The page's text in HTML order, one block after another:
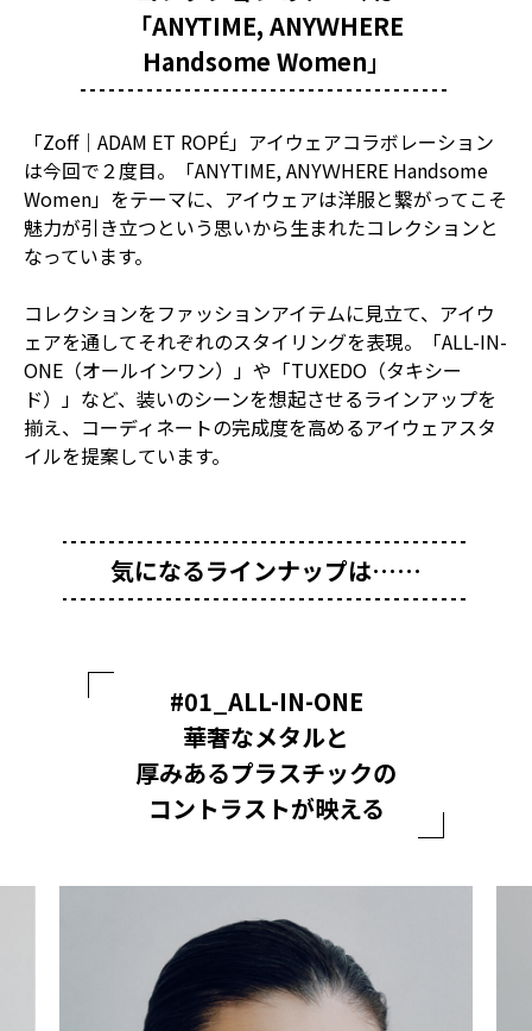
「ANYTIME, ANYＷHERE
Handsome Women 」
「Zoff｜ADAM ET ROPÉ」アイウェアコラボレーション
は今回で２度目。「ANYTIME, ANYＷHERE Handsome
Women」をテーマに、アイウェアは洋服と繋がってこそ
魅力が引き立つという思いから生まれたコレクションと
なっています。
コレクションをファッションアイテムに見立て、アイウ
ェアを通してそれぞれのスタイリングを表現。「ALL-IN-
ONE（オールインワン）」や「TUXEDO（タキシー
ド）」など、装いのシーンを想起させるラインアップを
揃え、コーディネートの完成度を高めるアイウェアスタ
イルを提案しています。
気になるラインナップは……
#01_ALL-IN-ONE
華奢なメタルと
厚みあるプラスチックの
コントラストが映える